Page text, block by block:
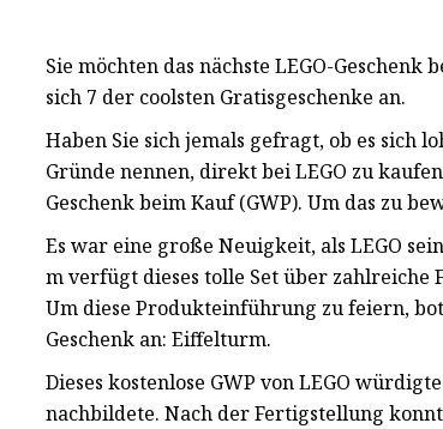
Laminiermaschine für
Doppelseitiger
Klebebandapplikator
Gebrauchte Maschine
günstigen Preis
Folienpräge- und
Sie möchten das nächste LEGO-Geschenk
sich 7 der coolsten Gratisgeschenke an.
Haben Sie sich jemals gefragt, ob es sich
Gründe nennen, direkt bei LEGO zu
Geschenk beim Kauf (GWP). Um das zu
Es war eine große Neuigkeit, als LEGO
m verfügt dieses tolle Set über zahlreiche
Um diese Produkteinführung zu feiern,
Geschenk an: Eiffelturm.
Dieses kostenlose GWP von LEGO
nachbildete. Nach der Fertigstellung